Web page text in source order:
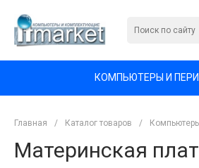
КОМПЬЮТЕРЫ И
Главная / Каталог товаров /
Материнская